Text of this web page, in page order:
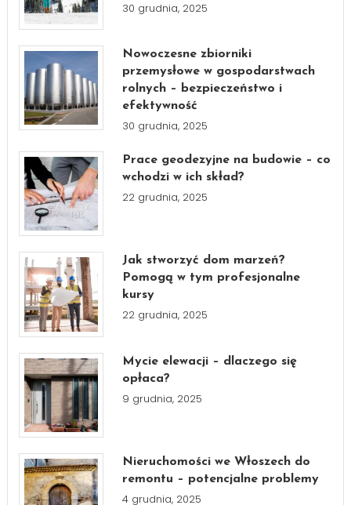
30 grudnia, 2025
Nowoczesne zbiorniki
przemysłowe w gospodarstwach
rolnych – bezpieczeństwo i
efektywność
30 grudnia, 2025
Prace geodezyjne na budowie – co
wchodzi w ich skład?
22 grudnia, 2025
Jak stworzyć dom marzeń?
Pomogą w tym profesjonalne
kursy
22 grudnia, 2025
Mycie elewacji – dlaczego się
opłaca?
9 grudnia, 2025
Nieruchomości we Włoszech do
remontu – potencjalne problemy
4 grudnia, 2025